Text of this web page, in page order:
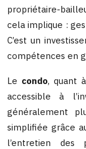
propriétaire-
cela implique :
C’est un
compétences en
Le condo, quant
accessible à
généralement
simplifiée grâce
l’entretien des